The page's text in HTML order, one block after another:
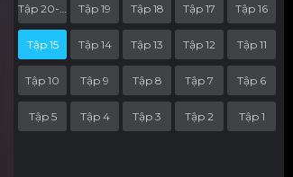
Tập 19 Tập 18 Tập 17 Tập 16
Tập 15 Tập 14 Tập 13 Tập 12 Tập 11
Tập 10 Tập 9 Tập 8 Tập 7 Tập 6
Tập 5 Tập 4 Tập 3 Tập 2 Tập 1